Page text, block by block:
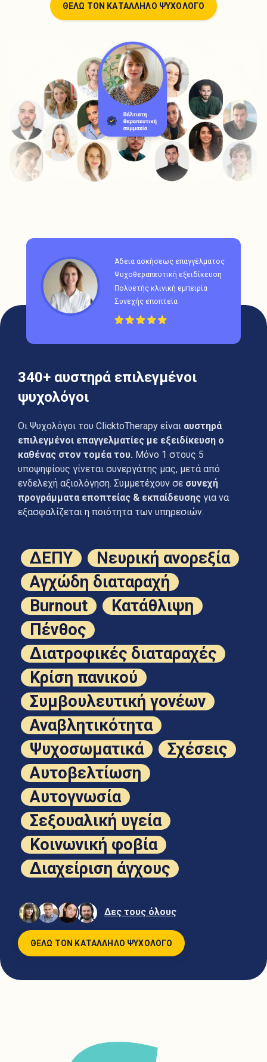
ΘΕΛΩ ΤΟΝ ΚΑΤΑΛΛΗΛΟ ΨΥΧΟΛΟΓΟ
Άδεια ασκήσεως επαγγέλματος
Ψυχοθεραπευτική εξειδίκευση
Πολυετής κλινική εμπειρία
Συνεχής εποπτεία
340+ αυστηρά επιλεγμένοι
ψυχολόγοι
Οι Ψυχολόγοι του ClicktoTherapy είναι αυστηρά
επιλεγμένοι επαγγελματίες με εξειδίκευση ο
καθένας στον τομέα του. Μόνο 1 στους 5
υποψηφίους γίνεται συνεργάτης μας, μετά από
ενδελεχή αξιολόγηση. Συμμετέχουν σε συνεχή
προγράμματα εποπτείας & εκπαίδευσης για να
εξασφαλίζεται η ποιότητα των υπηρεσιών.
ΔΕΠΥ
Νευρική ανορεξία
Αγχώδη διαταραχή
Burnout
Κατάθλιψη
Πένθος
Διατροφικές διαταραχές
Κρίση πανικού
Συμβουλευτική γονέων
Αναβλητικότητα
Ψυχοσωματικά
Σχέσεις
Αυτοβελτίωση
Αυτογνωσία
Σεξουαλική υγεία
Κοινωνική φοβία
Διαχείριση άγχους
Δες τους όλους
ΘΕΛΩ ΤΟΝ ΚΑΤΑΛΛΗΛΟ ΨΥΧΟΛΟΓΟ